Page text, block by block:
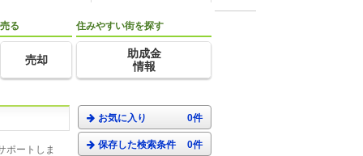
売る
売却
住みやすい街を探す
助成金
情報
ポートしま
お気に入り 0件
保存した検索条件 0件